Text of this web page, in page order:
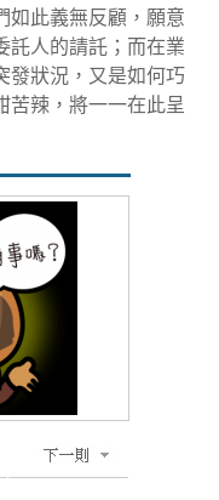
如此義無反顧，願意
託人的請託；而在業
發狀況，又是如何巧
苦辣，將一一在此呈